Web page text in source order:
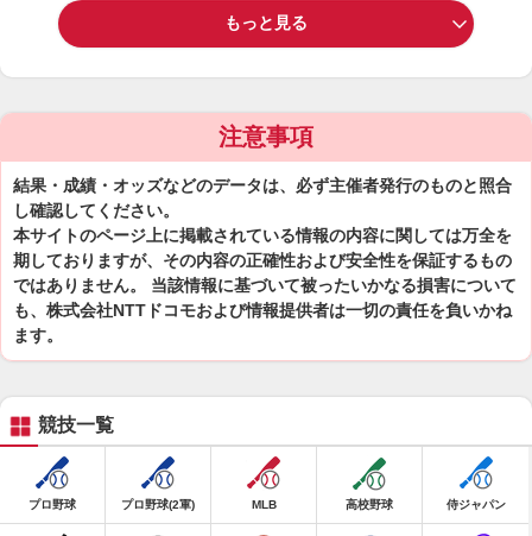
もっと見る
注意事項
結果・成績・オッズなどのデータは、必ず主催者発行のものと照合
し確認してください。
本サイトのページ上に掲載されている情報の内容に関しては万全を
期しておりますが、その内容の正確性および安全性を保証するもの
ではありません。 当該情報に基づいて被ったいかなる損害について
も、株式会社NTTドコモおよび情報提供者は一切の責任を負いかね
ます。
競技一覧
プロ野球 プロ野球(2軍) MLB 高校野球 侍ジャパン